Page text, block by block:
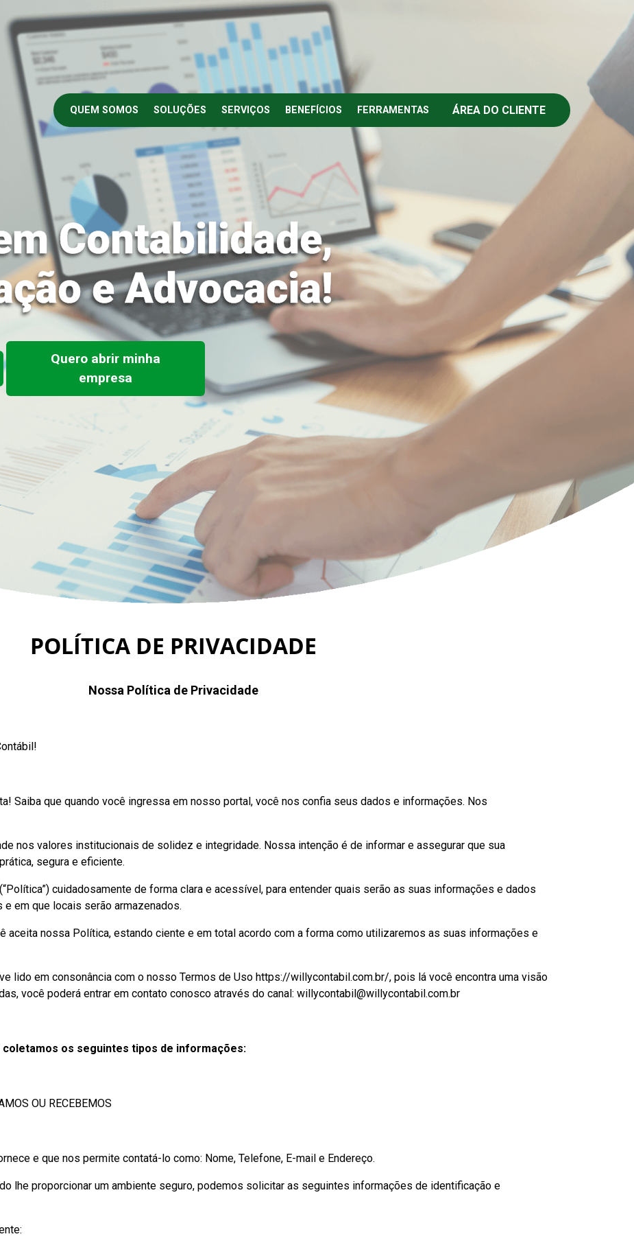
QUEM SOMOS SOLUÇÕES SERVIÇOS BENEFÍCIOS FERRAMENTAS ÁREA DO CLIENTE
Contabilidade,
e Advocacia!
Quero abrir minha
empresa
POLÍTICA DE PRIVACIDADE
Nossa Política de Privacidade
Saiba que quando você ingressa em nosso portal, você nos confia seus dados e informações. Nos
nos valores institucionais de solidez e integridade. Nossa intenção é de informar e assegurar que sua
segura e eficiente.
cuidadosamente de forma clara e acessível, para entender quais serão as suas informações e dados
em que locais serão armazenados.
aceita nossa Política, estando ciente e em total acordo com a forma como utilizaremos as suas informações e
lido em consonância com o nosso Termos de Uso https://willycontabil.com.br/, pois lá você encontra uma visão
você poderá entrar em contato conosco através do canal: willycontabil@willycontabil.com.br
os seguintes tipos de informações:
OU RECEBEMOS
e que nos permite contatá-lo como: Nome, Telefone, E-mail e Endereço.
proporcionar um ambiente seguro, podemos solicitar as seguintes informações de identificação e